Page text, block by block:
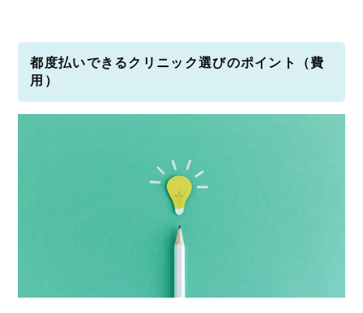
都度払いできるクリニック選びのポイント（費
用）